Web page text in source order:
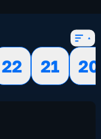
22 21
20